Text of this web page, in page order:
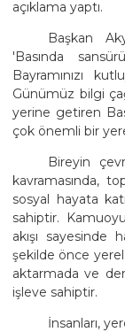
açıklama yaptı.
Başkan
'Basında
Bayramınızı
Günümüz bilgi
yerine getiren
çok önemli bir
Bireyin
kavramasında,
sosyal hayata
sahiptir.
akışı sayesinde
şekilde önce
aktarmada ve
işleve sahiptir.
İnsanları,